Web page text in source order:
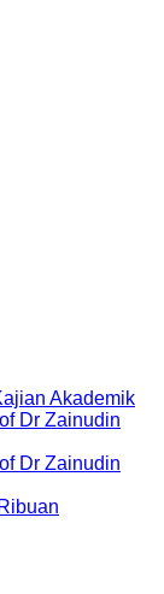
Akademik
Dr Zainudin
Dr Zainudin